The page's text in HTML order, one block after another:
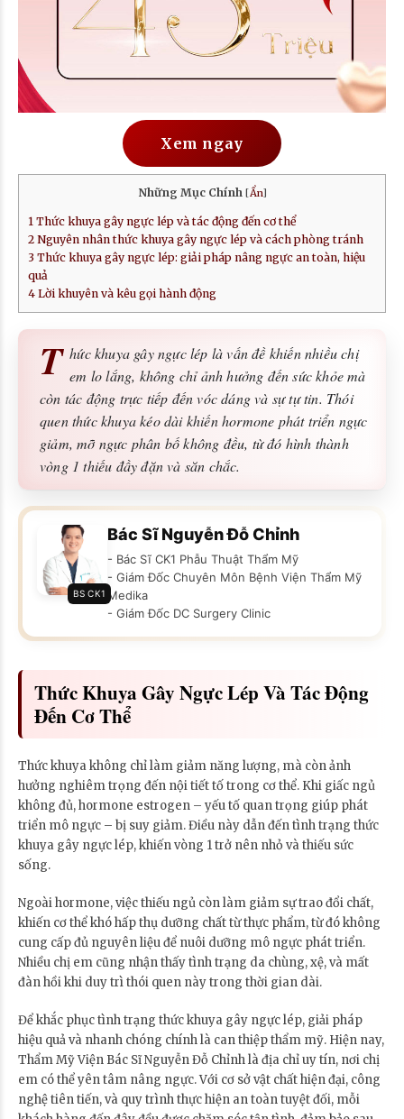
Xem ngay
Những Mục Chính [Ẩn]
1 Thức khuya gây ngực lép và tác động đến cơ thể
2 Nguyên nhân thức khuya gây ngực lép và cách phòng tránh
3 Thức khuya gây ngực lép: giải pháp nâng ngực an toàn, hiệu
quả
4 Lời khuyên và kêu gọi hành động
T hức khuya gây ngực lép là vấn đề khiến nhiều chị
em lo lắng, không chỉ ảnh hưởng đến sức khỏe mà
còn tác động trực tiếp đến vóc dáng và sự tự tin. Thói
quen thức khuya kéo dài khiến hormone phát triển ngực
giảm, mỡ ngực phân bố không đều, từ đó hình thành
vòng 1 thiếu đầy đặn và săn chắc.
BS CK1
Bác Sĩ Nguyễn Đỗ Chỉnh
- Bác Sĩ CK1 Phẫu Thuật Thẩm Mỹ
- Giám Đốc Chuyên Môn Bệnh Viện Thẩm Mỹ
Medika
- Giám Đốc DC Surgery Clinic
Thức Khuya Gây Ngực Lép Và Tác Động
Đến Cơ Thể
Thức khuya không chỉ làm giảm năng lượng, mà còn ảnh
hưởng nghiêm trọng đến nội tiết tố trong cơ thể. Khi giấc ngủ
không đủ, hormone estrogen – yếu tố quan trọng giúp phát
triển mô ngực – bị suy giảm. Điều này dẫn đến tình trạng thức
khuya gây ngực lép, khiến vòng 1 trở nên nhỏ và thiếu sức
sống.
Ngoài hormone, việc thiếu ngủ còn làm giảm sự trao đổi chất,
khiến cơ thể khó hấp thụ dưỡng chất từ thực phẩm, từ đó không
cung cấp đủ nguyên liệu để nuôi dưỡng mô ngực phát triển.
Nhiều chị em cũng nhận thấy tình trạng da chùng, xệ, và mất
đàn hồi khi duy trì thói quen này trong thời gian dài.
Để khắc phục tình trạng thức khuya gây ngực lép, giải pháp
hiệu quả và nhanh chóng chính là can thiệp thẩm mỹ. Hiện nay,
Thẩm Mỹ Viện Bác Sĩ Nguyễn Đỗ Chỉnh là địa chỉ uy tín, nơi chị
em có thể yên tâm nâng ngực. Với cơ sở vật chất hiện đại, công
nghệ tiên tiến, và quy trình thực hiện an toàn tuyệt đối, mỗi